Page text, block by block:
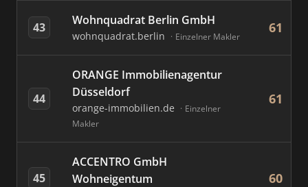
43 Wohnquadrat Berlin GmbH
wohnquadrat.berlin Einzelner Makler
61
44
ORANGE Immobilienagentur
Düsseldorf
orange-immobilien.de
Einzelner
Makler
61
45
ACCENTRO GmbH
Wohneigentum
60